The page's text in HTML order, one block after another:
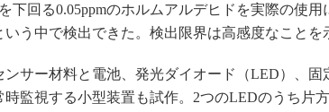
下回る0.05ppmのホルムアルデヒドを実際の使
いう中で検出できた。検出限界は高感度なことを
サー材料と電池、発光ダイオード（LED）、固
時監視する小型装置も試作。2つのLEDのうち片